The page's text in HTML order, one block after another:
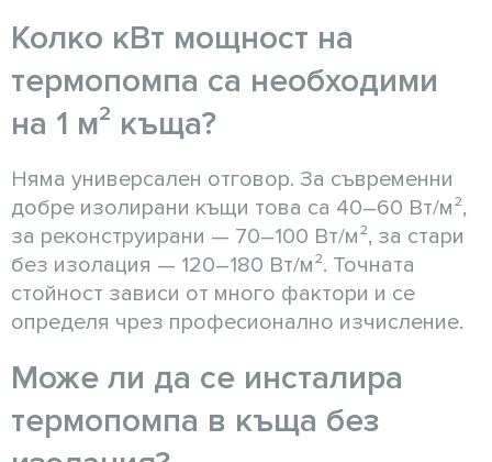
Колко кВт мощност на
термопомпа са необходими
на 1 м² къща?
Няма универсален отговор. За съвременни
добре изолирани къщи това са 40–60 Вт/м²,
за реконструирани — 70–100 Вт/м², за стари
без изолация — 120–180 Вт/м². Точната
стойност зависи от много фактори и се
определя чрез професионално изчисление.
Може ли да се инсталира
термопомпа в къща без